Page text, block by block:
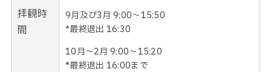
拝観時
間
9月及び3月 9:00～15:50
*最終退出 16:30
10月～2月 9:00～15:20
*最終退出 16:00まで